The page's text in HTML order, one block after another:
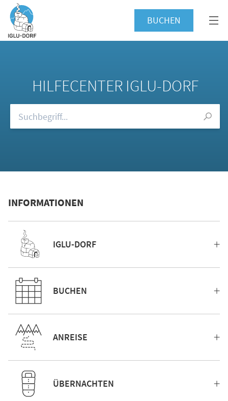
BUCHEN
HILFECENTER IGLU-DORF
INFORMATIONEN
IGLU-DORF
BUCHEN
ANREISE
ÜBERNACHTEN